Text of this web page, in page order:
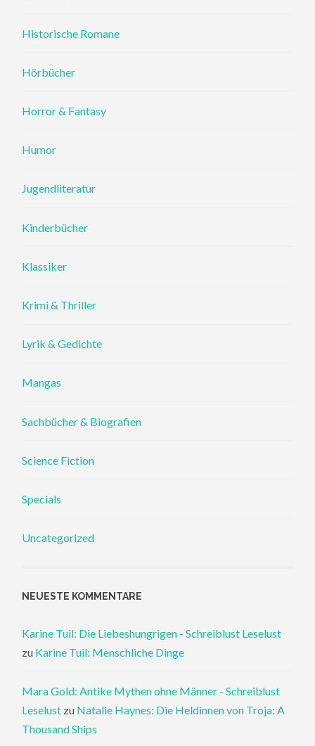
Historische Romane
Hörbücher
Horror & Fantasy
Humor
Jugendliteratur
Kinderbücher
Klassiker
Krimi & Thriller
Lyrik & Gedichte
Mangas
Sachbücher & Biografien
Science Fiction
Specials
Uncategorized
NEUESTE KOMMENTARE
Karine Tuil: Die Liebeshungrigen - Schreiblust Leselust
zu Karine Tuil: Menschliche Dinge
Mara Gold: Antike Mythen ohne Männer - Schreiblust
Leselust zu Natalie Haynes: Die Heldinnen von Troja: A
Thousand Ships